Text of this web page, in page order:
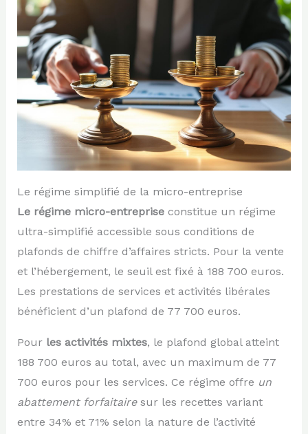
Le régime simplifié de la micro-entreprise
Le régime micro-entrepriseconstitue un régime
ultra-simplifié accessible sous conditions de
plafonds de chiffre d’affaires stricts. Pour la vente
et l’hébergement, le seuil est fixé à 188 700 euros.
Les prestations de services et activités libérales
bénéficient d’un plafond de 77 700 euros.
Pour les activités mixtes, le plafond global atteint
188 700 euros au total, avec un maximum de 77
700 euros pour les services. Ce régime offre un
abattement forfaitairesur les recettes variant
entre 34% et 71% selon la nature de l’activité